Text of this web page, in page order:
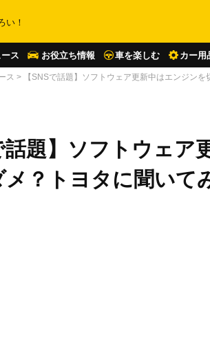
い！
ス お役立ち情報 車を楽しむ カー用
ス > 【SNSで話題】ソフトウェア更新中はエンジン
話題】ソフトウェア
メ？トヨタに聞いて